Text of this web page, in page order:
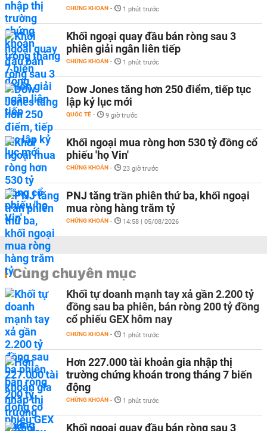
CHỨNG KHOÁN - 1 phút trước
Khối ngoại quay đầu bán ròng sau 3
phiên giải ngân liên tiếp
CHỨNG KHOÁN - 1 phút trước
Dow Jones tăng hơn 250 điểm, tiếp tục
lập kỷ lục mới
QUỐC TẾ - 9 giờ trước
Khối ngoại mua ròng hơn 530 tỷ đồng cổ
phiếu 'họ Vin'
CHỨNG KHOÁN - 23 giờ trước
PNJ tăng trần phiên thứ ba, khối ngoại
mua ròng hàng trăm tỷ
CHỨNG KHOÁN - 14:58 | 05/08/2026
Cùng chuyên mục
Khối tự doanh mạnh tay xả gần 2.200 tỷ
đồng sau ba phiên, bán ròng 200 tỷ đồng
cổ phiếu GEX hôm nay
CHỨNG KHOÁN - 1 phút trước
Hơn 227.000 tài khoản gia nhập thị
trường chứng khoán trong tháng 7 biến
động
CHỨNG KHOÁN - 1 phút trước
Khối ngoại quay đầu bán ròng sau 3